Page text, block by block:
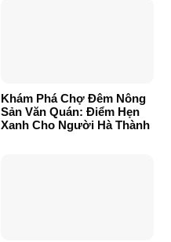
Khám Phá Chợ Đêm Nông
Sản Văn Quán: Điểm Hẹn
Xanh Cho Người Hà Thành